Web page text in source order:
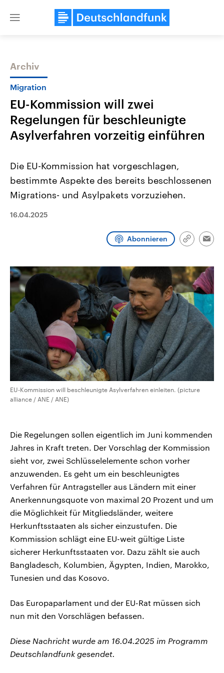
Close
Themen
2026
Alle Informationen
Sachsen-Anhalt wählt am 6.
Landtag. Seit 2021 wird das
Wahlprogramme, aktuelle Berichte
Wahl.
Aktuelle Beiträge,
Hintergründe
Wirtschaftlich und
aktuelle Weltgeschehen.
Audio-Archiv
Archiv
Migration
EU-Kommission will zwei
Regelungen für beschleunigte
Asylverfahren vorzeitig einführen
Die EU-Kommission hat vorgeschlagen,
bestimmte Aspekte des bereits beschlossenen
Migrations- und Asylpakets vorzuziehen.
16.04.2025
Abonnieren
Link
EU-Kommission will beschleunigte Asylverfahren einleiten. (picture
alliance / ANE / ANE)
Die Regelungen sollen eigentlich im Juni kommenden
Jahres in Kraft treten. Der Vorschlag der Kommission
sieht vor, zwei Schlüsselelemente schon vorher
anzuwenden. Es geht um ein beschleunigtes
Verfahren für Antragsteller aus Ländern mit einer
Anerkennungsquote von maximal 20 Prozent und um
die Möglichkeit für Mitgliedsländer, weitere
Herkunftsstaaten als sicher einzustufen. Die
Kommission schlägt eine EU-weit gültige Liste
sicherer Herkunftsstaaten vor. Dazu zählt sie auch
Bangladesch, Kolumbien, Ägypten, Indien, Marokko,
Tunesien und das Kosovo.
Das Europaparlament und der EU-Rat müssen sich
nun mit den Vorschlägen befassen.
Diese Nachricht wurde am 16.04.2025 im Programm
Deutschlandfunk gesendet.